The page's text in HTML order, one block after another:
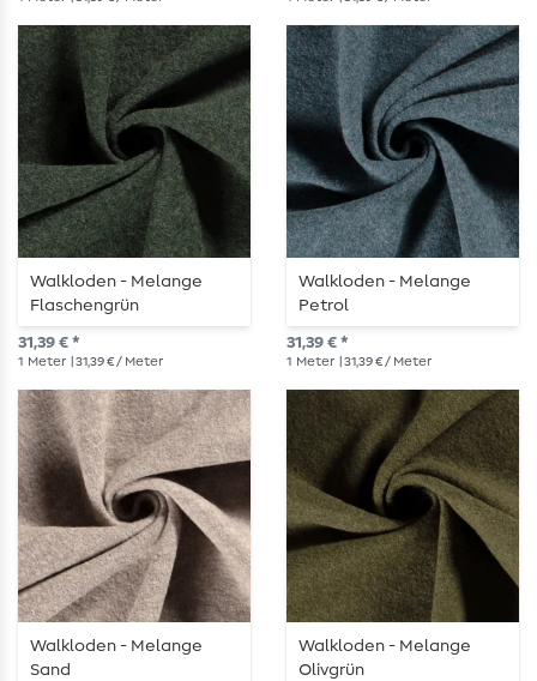
Walkloden - Melange
Flaschengrün
31,39 € *
1 Meter | 31,39 € / Meter
Walkloden - Melange
Petrol
31,39 € *
1 Meter | 31,39 € / Meter
Walkloden - Melange
Sand
Walkloden - Melange
Olivgrün